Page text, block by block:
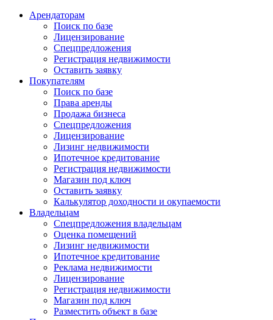
Арендаторам
Поиск по базе
Лицензирование
Спецпредложения
Регистрация недвижимости
Оставить заявку
Покупателям
Поиск по базе
Права аренды
Продажа бизнеса
Спецпредложения
Лицензирование
Лизинг недвижимости
Ипотечное кредитование
Регистрация недвижимости
Магазин под ключ
Оставить заявку
Калькулятор доходности и окупаемости
Владельцам
Спецпредложения владельцам
Оценка помещений
Лизинг недвижимости
Ипотечное кредитование
Реклама недвижимости
Лицензирование
Регистрация недвижимости
Магазин под ключ
Разместить объект в базе